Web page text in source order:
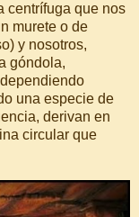
centrífuga que nos
murete o de
y nosotros,
góndola,
una especie de
derivan en
circular que